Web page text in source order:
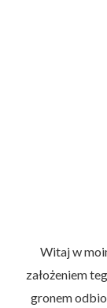
Witaj w
założeniem
gronem